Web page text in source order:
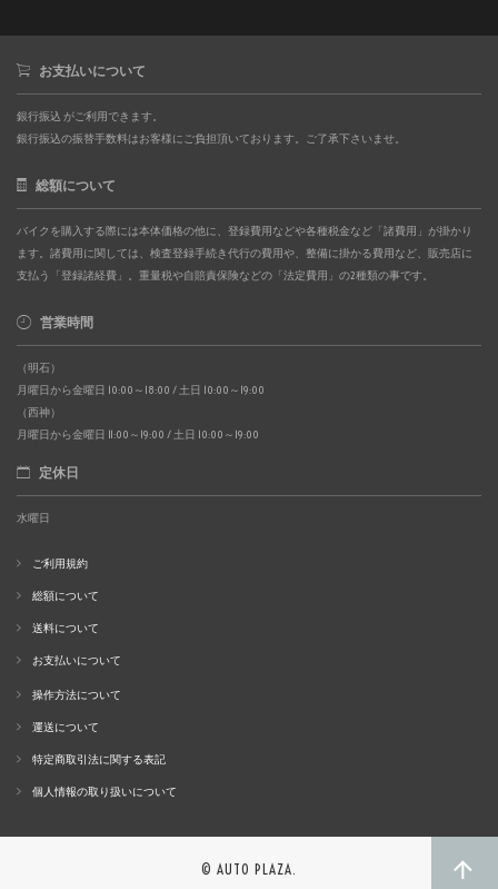
お支払いについて
銀行振込 がご利用できます。
銀行振込の振替手数料はお客様にご負担頂いております。ご了承下さいませ。
総額について
バイクを購入する際には本体価格の他に、登録費用などや各種税金など「諸費用」が掛かり
ます。諸費用に関しては、検査登録手続き代行の費用や、整備に掛かる費用など、販売店に
支払う「登録諸経費」。重量税や自賠責保険などの「法定費用」の2種類の事です。
営業時間
（明石）
月曜日から金曜日 10:00～18:00 / 土日 10:00～19:00
（西神）
月曜日から金曜日 11:00～19:00 / 土日 10:00～19:00
定休日
水曜日
ご利用規約
総額について
送料について
お支払いについて
操作方法について
運送について
特定商取引法に関する表記
個人情報の取り扱いについて
© AUTO PLAZA.